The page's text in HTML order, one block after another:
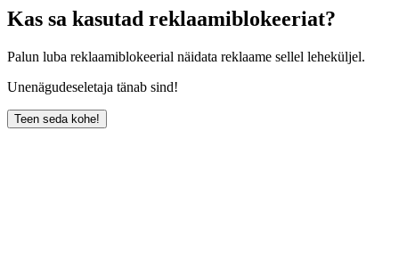
Kas sa kasutad reklaamiblokeeriat?
Palun luba reklaamiblokeerial näidata reklaame sellel leheküljel.
Unenägudeseletaja tänab sind!
Teen seda kohe!